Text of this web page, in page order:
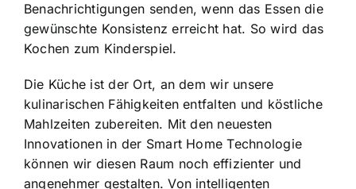
Benachrichtigungen senden, wenn das Essen die
gewünschte Konsistenz erreicht hat. So wird das
Kochen zum Kinderspiel.
Die Küche ist der Ort, an dem wir unsere
kulinarischen Fähigkeiten entfalten und köstliche
Mahlzeiten zubereiten. Mit den neuesten
Innovationen in der Smart Home Technologie
können wir diesen Raum noch effizienter und
angenehmer gestalten. Von intelligenten